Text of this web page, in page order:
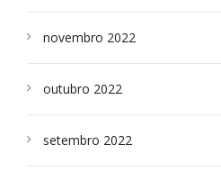
novembro 2022
outubro 2022
setembro 2022